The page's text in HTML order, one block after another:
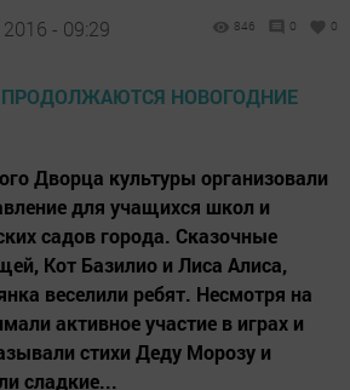
- 09:29 846 0 0
Дворца культуры организовали
для учащихся школ и
садов города. Сказочные
Кот Базилио и Лиса Алиса,
веселили ребят. Несмотря на
активное участие в играх и
стихи Деду Морозу и
сладкие...